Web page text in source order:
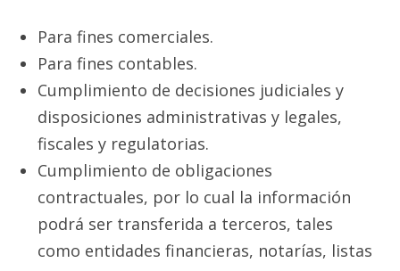
Para fines comerciales.
Para fines contables.
Cumplimiento de decisiones judiciales y
disposiciones administrativas y legales,
fiscales y regulatorias.
Cumplimiento de obligaciones
contractuales, por lo cual la información
podrá ser transferida a terceros, tales
como entidades financieras, notarías, listas